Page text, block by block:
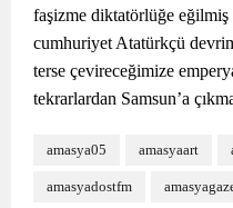
faşizme diktatörlüğe eğilmiş
cumhuriyet Atatürkçü
terse çevireceğimize
tekrarlardan Samsun’a
amasya05 amasyaart
amasyadostfm